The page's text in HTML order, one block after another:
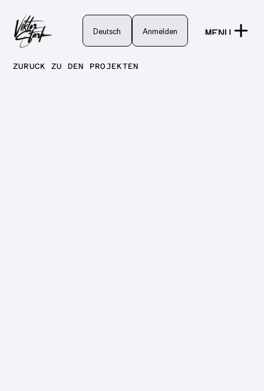
Deutsch
Deutsch Anmelden
Anmelden
MENU
ZURÜCK ZU DEN PROJEKTEN